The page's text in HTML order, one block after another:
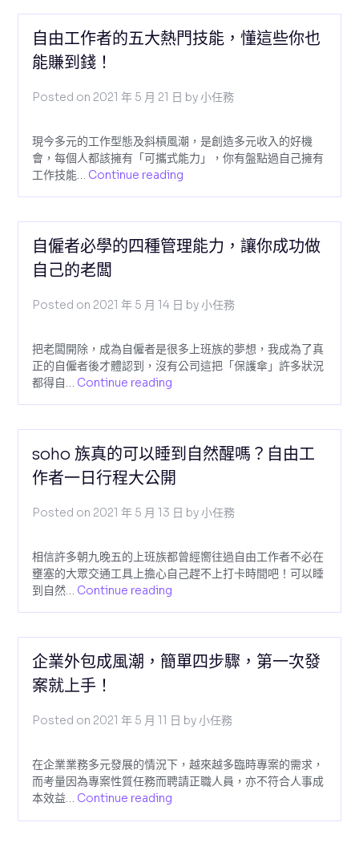
自由工作者的五大熱門技能，懂這些你也
能賺到錢！
Posted on 2021 年 5 月 21 日 by 小任務
現今多元的工作型態及斜槓風潮，是創造多元收入的好機
會，每個人都該擁有「可攜式能力」，你有盤點過自己擁有
工作技能… Continue reading
自僱者必學的四種管理能力，讓你成功做
自己的老闆
Posted on 2021 年 5 月 14 日 by 小任務
把老闆開除，成為自僱者是很多上班族的夢想，我成為了真
正的自僱者後才體認到，沒有公司這把「保護傘」許多狀況
都得自… Continue reading
soho 族真的可以睡到自然醒嗎？自由工
作者一日行程大公開
Posted on 2021 年 5 月 13 日 by 小任務
相信許多朝九晚五的上班族都曾經嚮往過自由工作者不必在
壅塞的大眾交通工具上擔心自己趕不上打卡時間吧！可以睡
到自然… Continue reading
企業外包成風潮，簡單四步驟，第一次發
案就上手！
Posted on 2021 年 5 月 11 日 by 小任務
在企業業務多元發展的情況下，越來越多臨時專案的需求，
而考量因為專案性質任務而聘請正職人員，亦不符合人事成
本效益… Continue reading